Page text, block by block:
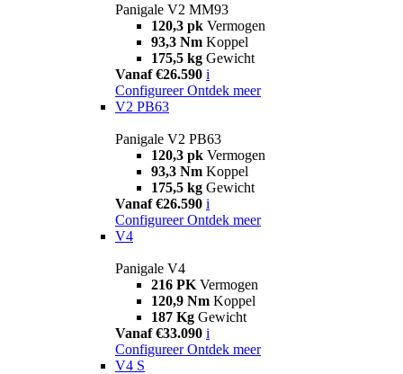
Panigale V2 MM93
120,3 pk Vermogen
93,3 Nm Koppel
175,5 kg Gewicht
Vanaf €26.590 i
Configureer Ontdek meer
V2 PB63
Panigale V2 PB63
120,3 pk Vermogen
93,3 Nm Koppel
175,5 kg Gewicht
Vanaf €26.590 i
Configureer Ontdek meer
V4
Panigale V4
216 PK Vermogen
120,9 Nm Koppel
187 Kg Gewicht
Vanaf €33.090 i
Configureer Ontdek meer
V4 S